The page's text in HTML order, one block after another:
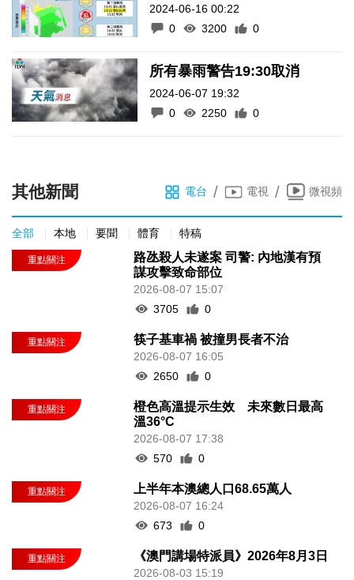
2024-06-16 00:22
0
3200 0
所有暴雨警告19:30取消
2024-06-07 19:32
0
2250 0
其他新聞 電台 / 電視 / 微視頻
全部 本地 要聞 體育 特稿
路氹殺人未遂案 司警: 內地漢有預
謀攻擊致命部位
2026-08-07 15:07
3705
0
筷子基車禍 被撞男長者不治
2026-08-07 16:05
2650
0
橙色高溫提示生效 未來數日最高
溫36°C
2026-08-07 17:38
570
0
上半年本澳總人口68.65萬人
2026-08-07 16:24
673
0
《澳門講場特派員》2026年8月3日
2026-08-03 15:19